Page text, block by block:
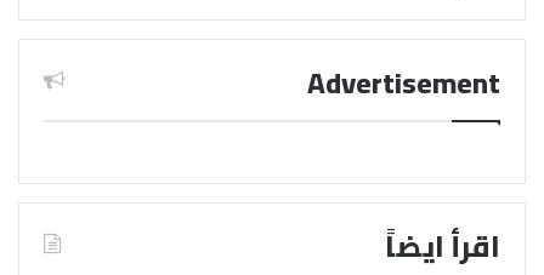
Advertisement
اقرأ ايضاً